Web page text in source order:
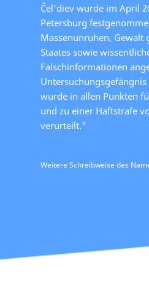
Čel'diev wurde im April
Petersburg
Massenunruhen, Gewalt
Staates sowie
Falschinformationen
Untersuchungsgefängnis
wurde in allen Punkten
und zu einer Haftstrafe
verurteilt."
Weitere Schreibweise des